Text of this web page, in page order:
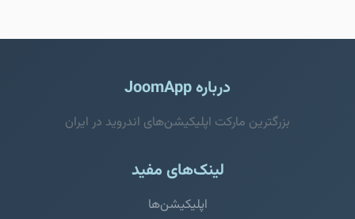
درباره JoomApp
بزرگترین مارکت اپلیکیشن‌های اندروید در ایران
لینک‌های مفید
اپلیکیشن‌ها